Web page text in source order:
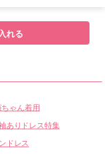
れる
ゃん着用
ありドレス特集
ドレス